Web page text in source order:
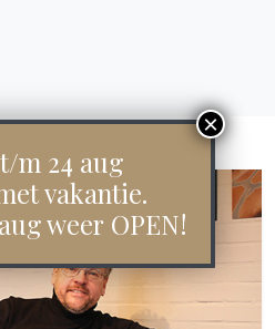
m 24 aug
vakantie.
weer OPEN!